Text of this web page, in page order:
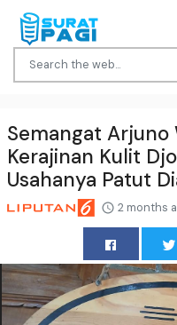
Semangat Arjuno
Kerajinan Kulit
Usahanya Patut
2 months